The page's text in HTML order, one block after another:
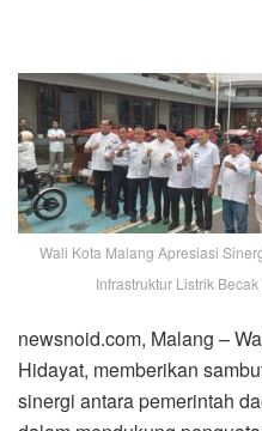
Wali Kota Malang Apresiasi
Infrastruktur Listrik Becak
newsnoid.com, Malang –
Hidayat, memberikan
sinergi antara pemerintah